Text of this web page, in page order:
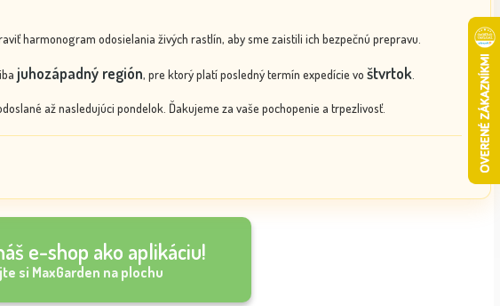
harmonogram odosielania živých rastlín, aby sme zaistili ich bezpečnú prepravu.
juhozápadný región, pre ktorý platí posledný termín expedície vo štvrtok.
až nasledujúci pondelok. Ďakujeme za vaše pochopenie a trpezlivosť.
e-shop ako aplikáciu!
si MaxGarden na plochu